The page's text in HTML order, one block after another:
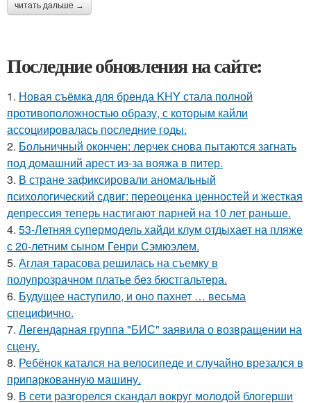
читать дальше →
Последние обновления на сайте:
1. Новая съёмка для бренда KHY стала полной
противоположностью образу, с которым кайли
ассоциировалась последние годы.
2. Больничный окончен: лерчек снова пытаются загнать
под домашний арест из-за вояжа в питер.
3. В стране зафиксировали аномальный
психологический сдвиг: переоценка ценностей и жесткая
депрессия теперь настигают парней на 10 лет раньше.
4. 53-Летняя супермодель хайди клум отдыхает на пляже
с 20-летним сыном Генри Сэмюэлем.
5. Аглая тарасова решилась на съемку в
полупрозрачном платье без бюстгальтера.
6. Будущее наступило, и оно пахнет … весьма
специфично.
7. Легендарная группа "БИС" заявила о возвращении на
сцену.
8. Ребёнок катался на велосипеде и случайно врезался в
припаркованную машину.
9. В сети разгорелся скандал вокруг молодой блогерши